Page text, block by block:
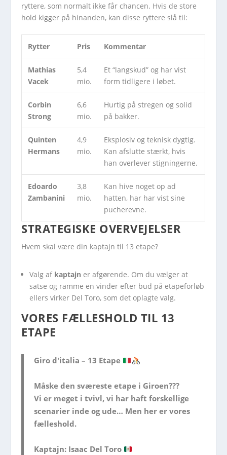
ryttere, som normalt ikke får chancen. Hvis de store
hold kigger på hinanden, kan disse ryttere slå til:
Rytter Pris Kommentar
Mathias
Vacek
5,4
mio.
Et “langskud” og har vist
form tidligere i løbet.
Corbin
Strong
6,6
mio.
Hurtig på stregen og solid
på bakker.
Quinten
Hermans
4,9
mio.
Eksplosiv og teknisk dygtig.
Kan afslutte stærkt, hvis
han overlever stigningerne.
Edoardo
Zambanini
3,8
mio.
Kan hive noget op ad
hatten, har har vist sine
pucherevne.
STRATEGISKE OVERVEJELSER
Hvem skal være din kaptajn til 13 etape?
Valg af kaptajn er afgørende. Om du vælger at
satse og ramme en vinder efter bud på etapeforløb
ellers virker Del Toro, som det oplagte valg.
VORES FÆLLESHOLD TIL 13
ETAPE
Giro d'italia – 13 Etape
Måske den sværeste etape i Giroen???
Vi er meget i tvivl, vi har haft forskellige
scenarier inde og ude… Men her er vores
fælleshold.
Kaptajn: Isaac Del Toro